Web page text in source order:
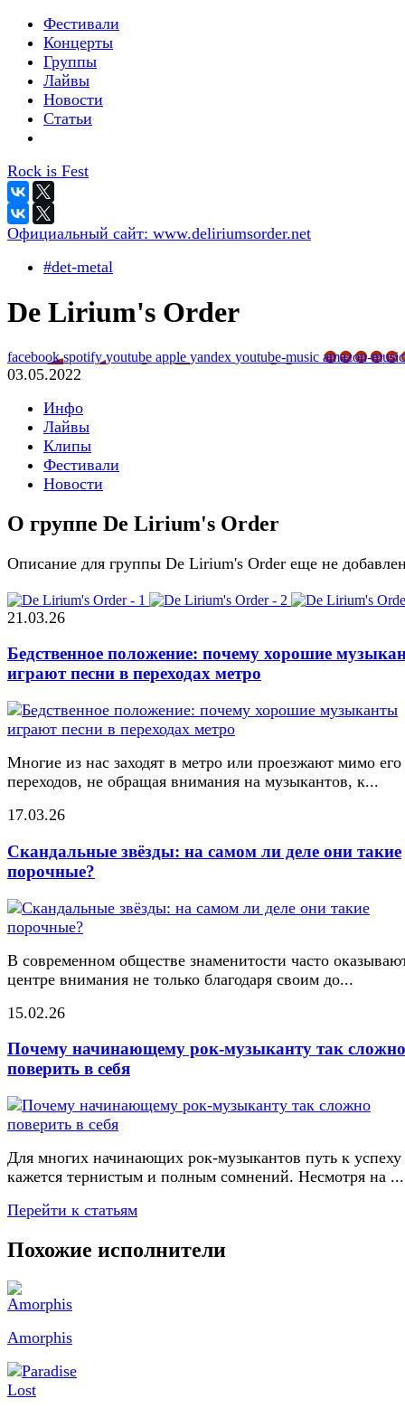
Фестивали
Концерты
Группы
Лайвы
Новости
Статьи
Rock is Fest
Официальный сайт: www.deliriumsorder.net
#det-metal
De Lirium's Order
facebookspotifyyoutube apple yandex youtube-music amazon-music
03.05.2022
Инфо
Лайвы
Клипы
Фестивали
Новости
О группе De Lirium's Order
Описание для группы De Lirium's Order еще не
21.03.26
Бедственное положение: почему хорошие
играют песни в переходах метро
Многие из нас заходят в метро или проезжают мимо его
переходов, не обращая внимания на музыкантов, к...
17.03.26
Скандальные звёзды: на самом ли деле они такие
порочные?
В современном обществе знаменитости часто
центре внимания не только благодаря своим до...
15.02.26
Почему начинающему рок-музыканту так сложно
поверить в себя
Для многих начинающих рок-музыкантов путь к успеху
кажется тернистым и полным сомнений. Несмотря на ...
Перейти к статьям
Похожие исполнители
Amorphis